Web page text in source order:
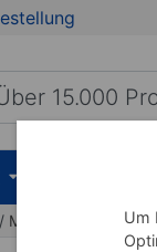
springen
Matten
Um